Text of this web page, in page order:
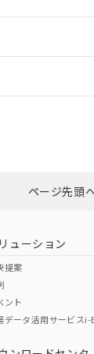
ちら
（ア
ページ先頭
ューション
提案
ント
データ活用サービスi-